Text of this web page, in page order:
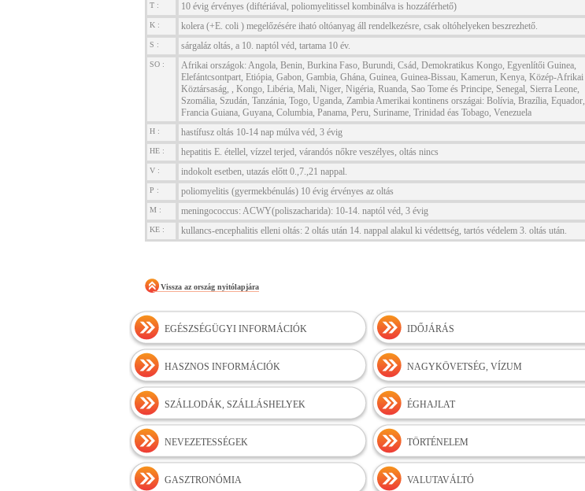
T : 10 évig érvényes (diftériával, poliomyelitissel kombinálva is hozzáférhető)
K : kolera (+E. coli ) megelőzésére iható oltóanyag áll rendelkezésre, csak oltóhelyeken beszrezhető.
S : sárgaláz oltás, a 10. naptól véd, tartama 10 év.
SO :
Afrikai országok: Angola, Benin, Burkina Faso, Burundi, Csád, Demokratikus Kongo, Egyenlítői Guinea,
Elefántcsontpart, Etiópia, Gabon, Gambia, Ghána, Guinea, Guinea-Bissau, Kamerun, Kenya, Közép-Afrikai
Köztársaság, , Kongo, Libéria, Mali, Niger, Nigéria, Ruanda, Sao Tome és Principe, Senegal, Sierra Leone,
Szomália, Szudán, Tanzánia, Togo, Uganda, Zambia Amerikai kontinens országai: Bolívia, Brazília, Equador,
Francia Guiana, Guyana, Columbia, Panama, Peru, Suriname, Trinidad éas Tobago, Venezuela
H : hastífusz oltás 10-14 nap múlva véd, 3 évig
HE : hepatitis E. étellel, vízzel terjed, várandós nőkre veszélyes, oltás nincs
V : indokolt esetben, utazás előtt 0.,7.,21 nappal.
P : poliomyelitis (gyermekbénulás) 10 évig érvényes az oltás
M : meningococcus: ACWY(poliszacharida): 10-14. naptól véd, 3 évig
KE : kullancs-encephalitis elleni oltás: 2 oltás után 14. nappal alakul ki védettség, tartós védelem 3. oltás után.
Vissza az ország nyitólapjára
EGÉSZSÉGÜGYI INFORMÁCIÓK IDŐJÁRÁS
HASZNOS INFORMÁCIÓK NAGYKÖVETSÉG, VÍZUM
SZÁLLODÁK, SZÁLLÁSHELYEK ÉGHAJLAT
NEVEZETESSÉGEK TÖRTÉNELEM
GASZTRONÓMIA VALUTAVÁLTÓ